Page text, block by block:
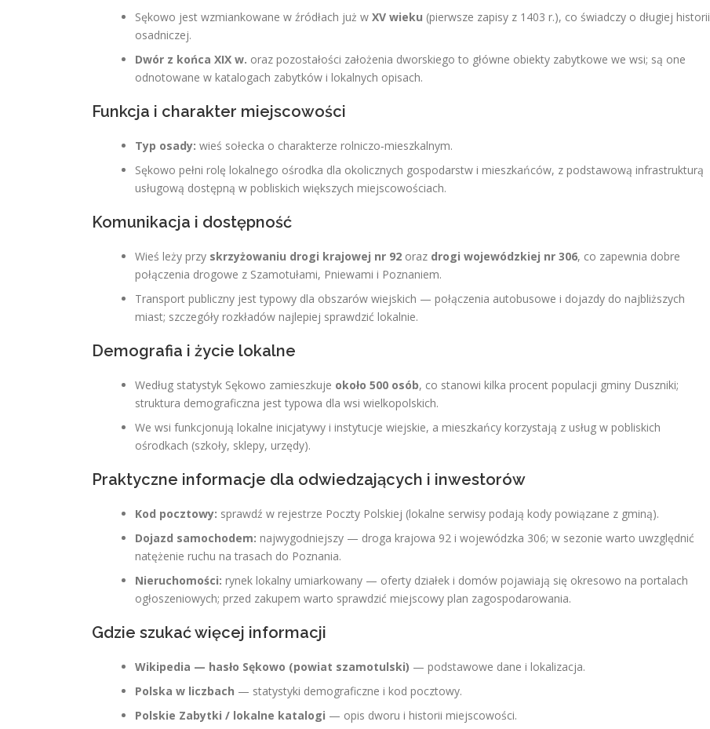
Sękowo jest wzmiankowane w źródłach już w XV wieku (pierwsze zapisy z 1403 r.), co świadczy o długiej historii
osadniczej.
Dwór z końca XIX w. oraz pozostałości założenia dworskiego to główne obiekty zabytkowe we wsi; są one
odnotowane w katalogach zabytków i lokalnych opisach.
Funkcja i charakter miejscowości
Typ osady: wieś sołecka o charakterze rolniczo‑mieszkalnym.
Sękowo pełni rolę lokalnego ośrodka dla okolicznych gospodarstw i mieszkańców, z podstawową infrastrukturą
usługową dostępną w pobliskich większych miejscowościach.
Komunikacja i dostępność
Wieś leży przy skrzyżowaniu drogi krajowej nr 92 oraz drogi wojewódzkiej nr 306, co zapewnia dobre
połączenia drogowe z Szamotułami, Pniewami i Poznaniem.
Transport publiczny jest typowy dla obszarów wiejskich — połączenia autobusowe i dojazdy do najbliższych
miast; szczegóły rozkładów najlepiej sprawdzić lokalnie.
Demografia i życie lokalne
Według statystyk Sękowo zamieszkuje około 500 osób, co stanowi kilka procent populacji gminy Duszniki;
struktura demograficzna jest typowa dla wsi wielkopolskich.
We wsi funkcjonują lokalne inicjatywy i instytucje wiejskie, a mieszkańcy korzystają z usług w pobliskich
ośrodkach (szkoły, sklepy, urzędy).
Praktyczne informacje dla odwiedzających i inwestorów
Kod pocztowy: sprawdź w rejestrze Poczty Polskiej (lokalne serwisy podają kody powiązane z gminą).
Dojazd samochodem: najwygodniejszy — droga krajowa 92 i wojewódzka 306; w sezonie warto uwzględnić
natężenie ruchu na trasach do Poznania.
Nieruchomości: rynek lokalny umiarkowany — oferty działek i domów pojawiają się okresowo na portalach
ogłoszeniowych; przed zakupem warto sprawdzić miejscowy plan zagospodarowania.
Gdzie szukać więcej informacji
Wikipedia — hasło Sękowo (powiat szamotulski) — podstawowe dane i lokalizacja.
Polska w liczbach — statystyki demograficzne i kod pocztowy.
Polskie Zabytki / lokalne katalogi — opis dworu i historii miejscowości.